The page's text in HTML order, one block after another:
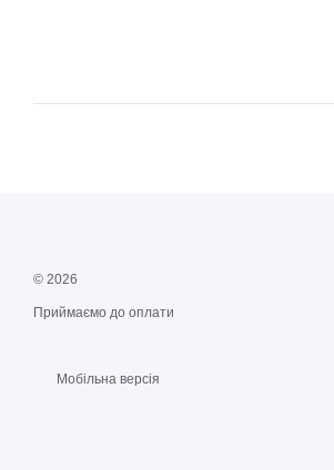
© 2026
Приймаємо до оплати
Мобільна версія